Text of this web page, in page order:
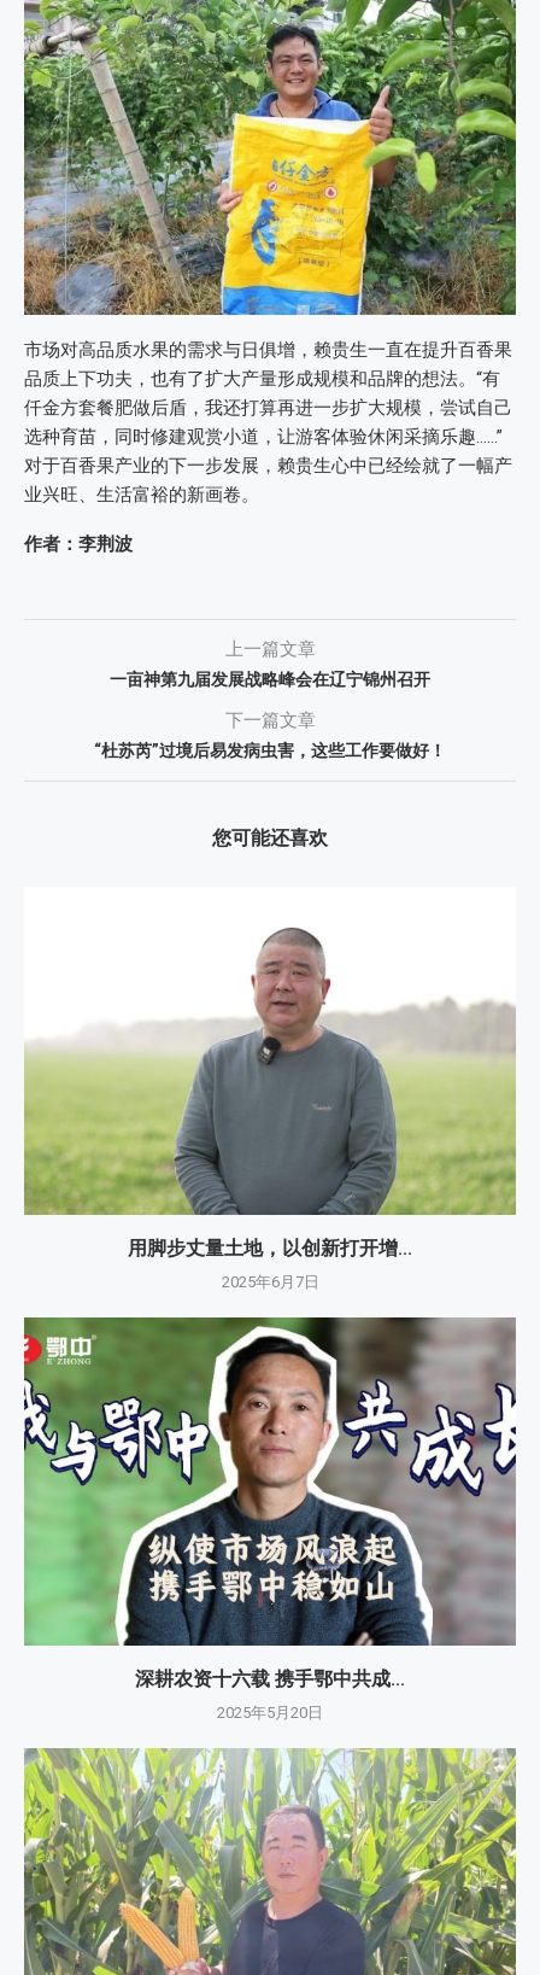
市场对高品质水果的需求与日俱增，赖贵生一直在提升百香果
品质上下功夫，也有了扩大产量形成规模和品牌的想法。“有
仟金方套餐肥做后盾，我还打算再进一步扩大规模，尝试自己
选种育苗，同时修建观赏小道，让游客体验休闲采摘乐趣……”
对于百香果产业的下一步发展，赖贵生心中已经绘就了一幅产
业兴旺、生活富裕的新画卷。
作者：李荆波
上一篇文章
一亩神第九届发展战略峰会在辽宁锦州召开
下一篇文章
“杜苏芮”过境后易发病虫害，这些工作要做好！
您可能还喜欢
用脚步丈量土地，以创新打开增...
2025年6月7日
深耕农资十六载 携手鄂中共成...
2025年5月20日